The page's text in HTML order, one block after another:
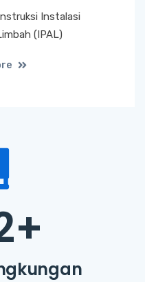
Instalasi
(IPAL)
+